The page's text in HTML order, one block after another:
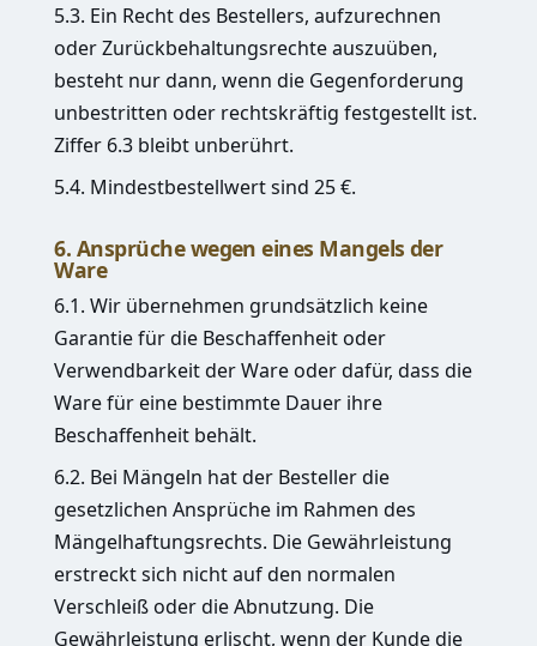
5.3. Ein Recht des Bestellers, aufzurechnen
oder Zurückbehaltungsrechte auszuüben,
besteht nur dann, wenn die Gegenforderung
unbestritten oder rechtskräftig festgestellt ist.
Ziffer 6.3 bleibt unberührt.
5.4. Mindestbestellwert sind 25 €.
6. Ansprüche wegen eines Mangels der
Ware
6.1. Wir übernehmen grundsätzlich keine
Garantie für die Beschaffenheit oder
Verwendbarkeit der Ware oder dafür, dass die
Ware für eine bestimmte Dauer ihre
Beschaffenheit behält.
6.2. Bei Mängeln hat der Besteller die
gesetzlichen Ansprüche im Rahmen des
Mängelhaftungsrechts. Die Gewährleistung
erstreckt sich nicht auf den normalen
Verschleiß oder die Abnutzung. Die
Gewährleistung erlischt, wenn der Kunde die